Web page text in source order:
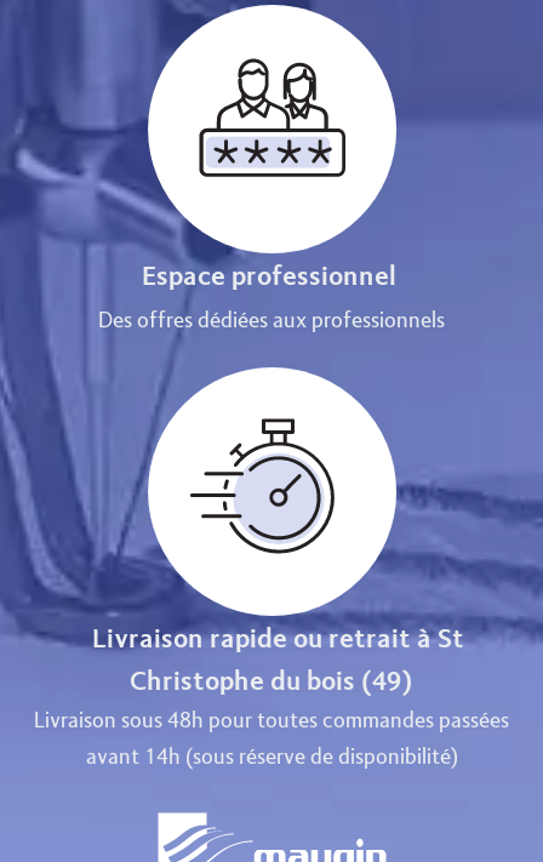
Espace professionnel
Des offres dédiées aux professionnels
Livraison rapide ou retrait à St
Christophe du bois (49)
Livraison sous 48h pour toutes commandes passées
avant 14h (sous réserve de disponibilité)